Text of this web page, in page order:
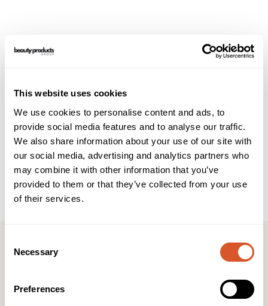
This website uses cookies
We use cookies to personalise content and ads, to
provide social media features and to analyse our traffic.
We also share information about your use of our site with
our social media, advertising and analytics partners who
may combine it with other information that you’ve
provided to them or that they’ve collected from your use
of their services.
Selection
Necessary
Preferences
Beskrivelse
Hydrating Collagen Eye Patches består av en
hydrogelebase laget av tverrbundne hydrofile molekyler.
Patchene er infundert med hydrolysert kollagen ceramide
NP samt melkelipider som forbedrer forekomsten av fine
linjer, rynker og forhindrer vanntap i epidermis. Øyeområdet
vil være synlig hydrert, plumpet og forynget. Påføres under
øyeområdet på en ren, tørr hud eller over anti-puffiness
øyeserum. La liggge på i 15-20min.
Kontakt